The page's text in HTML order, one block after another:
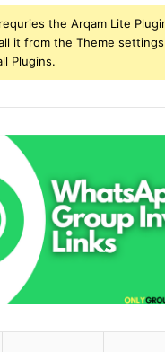
the Arqam Lite
it from the Theme settings
Plugins.